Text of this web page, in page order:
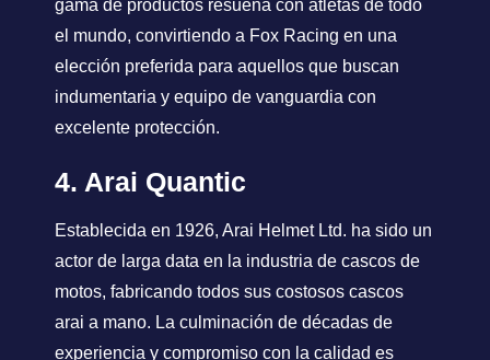
gama de productos resuena con atletas de todo
el mundo, convirtiendo a Fox Racing en una
elección preferida para aquellos que buscan
indumentaria y equipo de vanguardia con
excelente protección.
4. Arai Quantic
Establecida en 1926, Arai Helmet Ltd. ha sido un
actor de larga data en la industria de cascos de
motos, fabricando todos sus costosos cascos
arai a mano. La culminación de décadas de
experiencia y compromiso con la calidad es